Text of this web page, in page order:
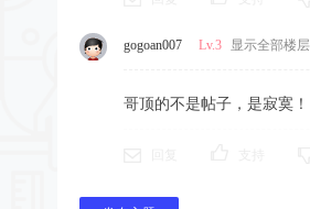
gogoan007 Lv.3 显示全部楼层
哥顶的不是帖子，是寂寞！